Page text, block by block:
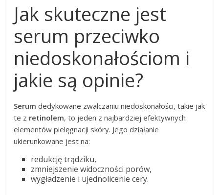
Jak skuteczne jest
serum przeciwko
niedoskonałościom i
jakie są opinie?
Serum dedykowane zwalczaniu niedoskonałości, takie jak
te z retinolem, to jeden z najbardziej efektywnych
elementów pielęgnacji skóry. Jego działanie
ukierunkowane jest na:
redukcję trądziku,
zmniejszenie widoczności porów,
wygładzenie i ujednolicenie cery.